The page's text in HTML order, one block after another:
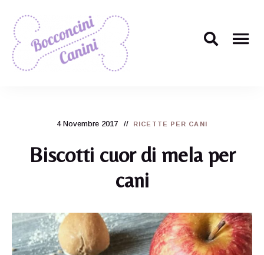
4 Novembre 2017 RICETTE PER CANI
Biscotti cuor di mela per
cani